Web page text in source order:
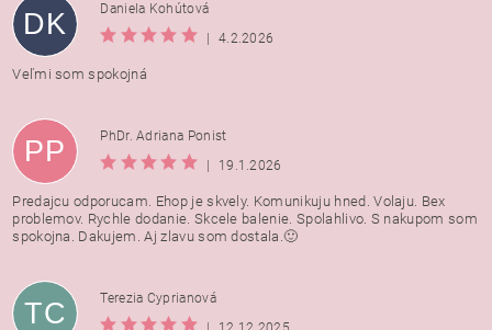
DK
Daniela Kohútová
|
4.2.2026
Veľmi som spokojná
PP
PhDr. Adriana Ponist
|
19.1.2026
Predajcu odporucam. Ehop je skvely. Komunikuju hned. Volaju. Bex
problemov. Rychle dodanie. Skcele balenie. Spolahlivo. S nakupom som
spokojna. Dakujem. Aj zlavu som dostala.🙂
TC
Terezia Cyprianová